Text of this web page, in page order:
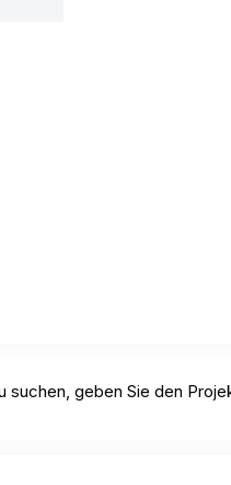
suchen, geben Sie den